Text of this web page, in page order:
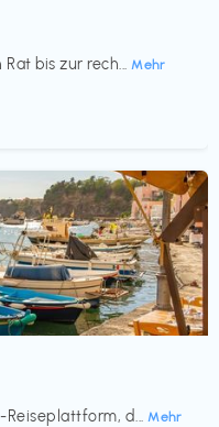
bis zur rech... Mehr
d... Mehr